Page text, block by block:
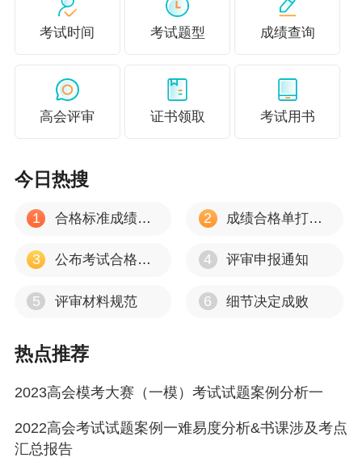
查看答案解析
想要在考试中取得高分，平时的练习必不可少，
快来跟着网校一起刷题吧！
试题及答案下载
考试时间 考试题型 成绩查询
高会评审 证书领取 考试用书
今日热搜
1 合格标准成绩有效期 2 成绩合格单打印流程
3 公布考试合格标准 4 评审申报通知
5 评审材料规范 6 细节决定成败
热点推荐
2023高会模考大赛（一模）考试试题案例分析一
2022高会考试试题案例一难易度分析&书课涉及考点
汇总报告